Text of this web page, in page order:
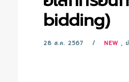
bidding)
28 ส.ค. 2567 NEW ,